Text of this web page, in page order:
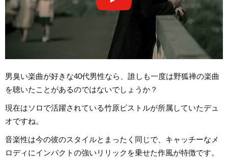
男臭い楽曲が好きな40代男性なら、誰しも一度は野狐禅の楽曲
を聴いたことがあるのではないでしょうか？
現在はソロで活躍されている竹原ピストルが所属していたデュ
オですね。
音楽性は今の彼のスタイルとまったく同じで、キャッチーなメ
ロディにインパクトの強いリリックを乗せた作風が特徴です。